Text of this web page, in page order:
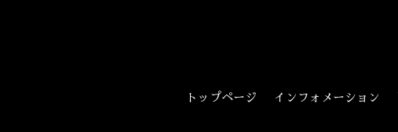
トップページ インフォメーション